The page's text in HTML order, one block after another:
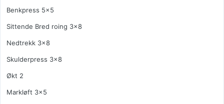
Benkpress 5x5
Sittende Bred roing 3x8
Nedtrekk 3x8
Skulderpress 3x8
Økt 2
Markløft 3x5